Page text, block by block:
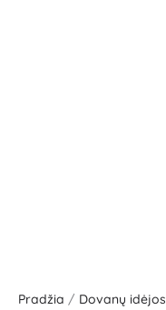
Pradžia / Dovanų idėjos